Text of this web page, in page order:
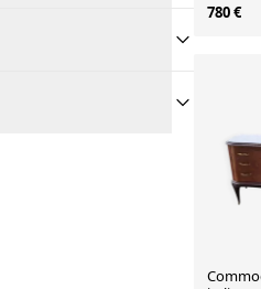
780 €